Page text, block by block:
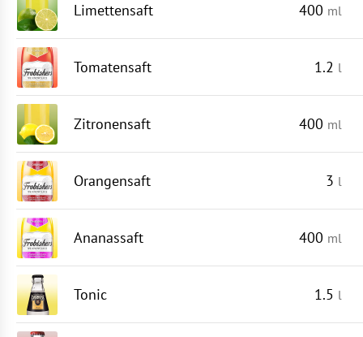
Limettensaft 400 ml
Tomatensaft 1.2 l
Zitronensaft 400 ml
Orangensaft 3 l
Ananassaft 400 ml
Tonic 1.5 l